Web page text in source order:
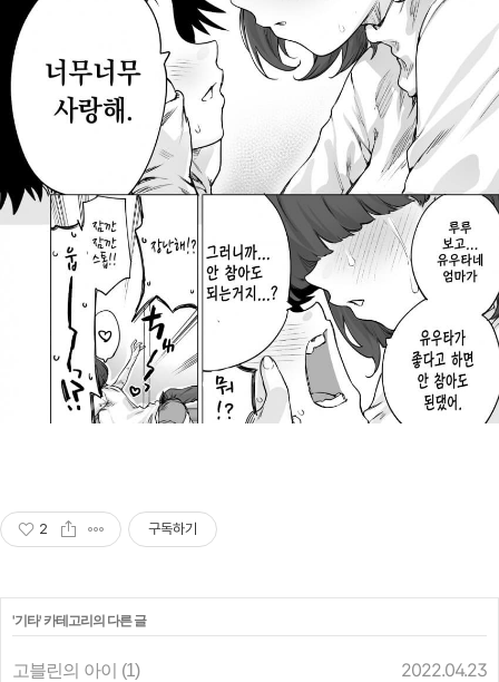
2 구독하기
'기타' 카테고리의 다른 글
고블린의 아이 (1) 2022.04.23